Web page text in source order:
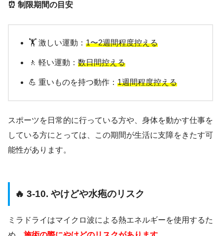
⏰ 制限期間の目安
🏋️ 激しい運動： 1〜2週間程度控える
🚶 軽い運動： 数日間控える
💪 重いものを持つ動作： 1週間程度控える
スポーツを日常的に行っている方や、身体を動かす仕事を
している方にとっては、この期間が生活に支障をきたす可
能性があります。
🔥 3-10. やけどや水疱のリスク
ミラドライはマイクロ波による熱エネルギーを使用するた